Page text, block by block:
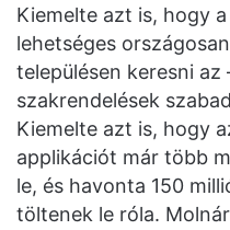
Kiemelte azt is, hogy
lehetséges
településen keresni az
szakrendelések
Kiemelte azt is, hogy
applikációt már több
le, és havonta 150
töltenek le róla.